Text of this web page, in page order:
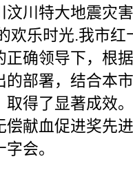
汶川特大地震灾
欢乐时光.我市
正确领导下，根
的部署，结合本
取得了显著成效
偿献血促进奖先
会。